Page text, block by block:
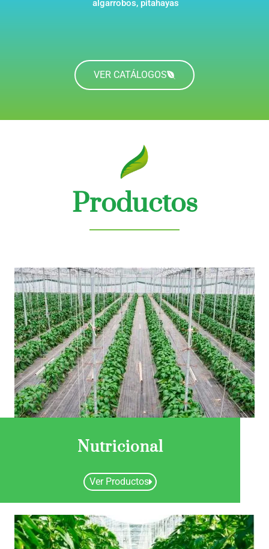
algarrobos, pitahayas
VER CATÁLOGOS
Productos
Nutricional
Ver Productos